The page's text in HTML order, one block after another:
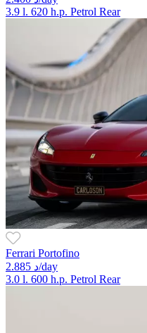
3.9 l. 620 h.p. Petrol Rear
Ferrari Portofino
2.885 د/day
3.0 l. 600 h.p. Petrol Rear